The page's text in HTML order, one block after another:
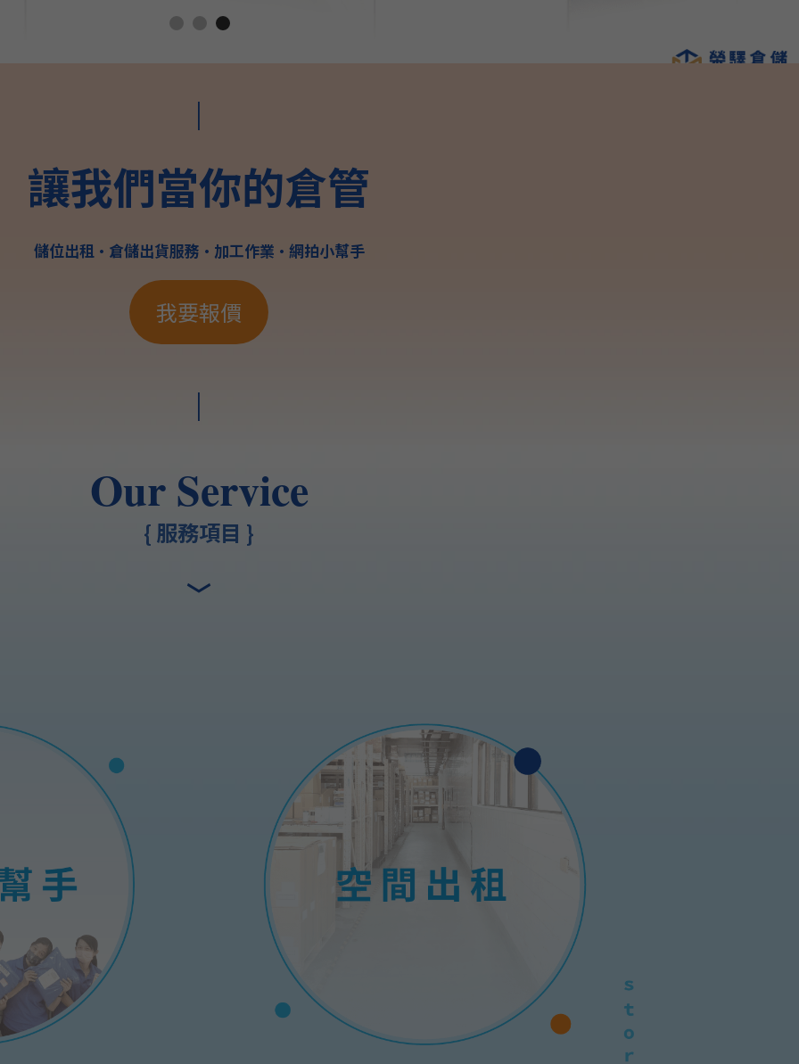
|
讓我們當你的倉管
儲位出租•倉儲出貨服務•加工作業•網拍小幫手
我要報價
|
Our Service
{ 服務項目 }
﹀